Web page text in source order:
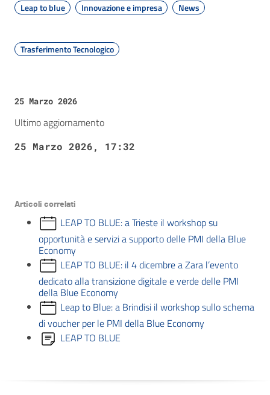
Leap to blue Innovazione e impresa News
Trasferimento Tecnologico
25 Marzo 2026
Ultimo aggiornamento
25 Marzo 2026, 17:32
Articoli correlati
LEAP TO BLUE: a Trieste il workshop su
opportunità e servizi a supporto delle PMI della Blue
Economy
LEAP TO BLUE: il 4 dicembre a Zara l’evento
dedicato alla transizione digitale e verde delle PMI
della Blue Economy
Leap to Blue: a Brindisi il workshop sullo schema
di voucher per le PMI della Blue Economy
LEAP TO BLUE